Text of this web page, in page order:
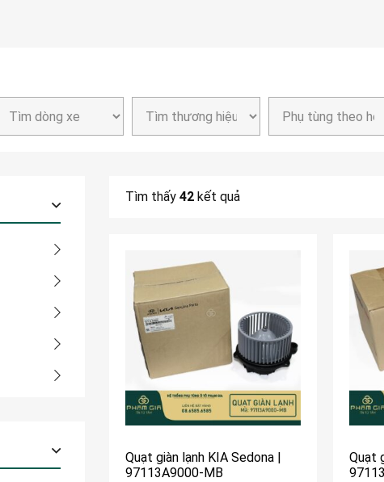
Tìm thấy 42 kết quả
Quạt giàn lạnh KIA Sedona |
97113A9000-MB
Quạt